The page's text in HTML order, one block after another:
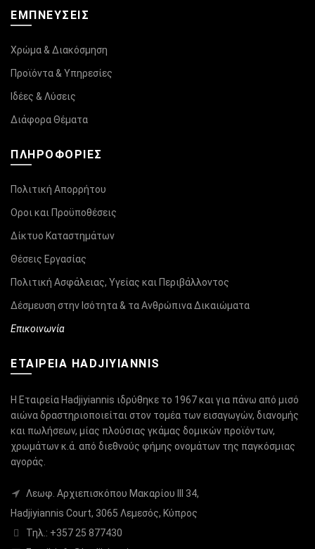
ΕΜΠΝΕΥΣΕΙΣ
Χρώμα & Διακόσμηση
Προϊόντα & Υπηρεσίες
Ιδέες & Λύσεις
Διάφορα Θέματα
ΠΛΗΡΟΦΟΡΊΕΣ
Πολιτική Απορρήτου
Οροι και Προϋποθέσεις
Δίκτυο Καταστημάτων
Θέσεις Εργασίας
Πολιτική Ασφάλειας, Υγείας και Περιβάλλοντος
Δέσμευση στην Ισότητα & τα Ανθρώπινα Δικαιώματα
Επικοινωνία
ΕΤΑΙΡΕΙΑ HADJIYIANNIS
Η Εταιρεία Hadjiyiannis ιδρύθηκε το 1967 και για πάνω από μισό
αιώνα δραστηριοποιείται στον τομέα των εισαγωγών, διανομής
και πωλήσεων, μίας πλούσιας γκάμας δομικών προϊόντων,
χρωμάτων κ.ά. από διεθνούς φήμης ονομάτων της παγκόσμιας
αγοράς.
Λεωφ. Αρχιεπισκόπου Μακαρίου ΙΙΙ 34,
Hadjiyiannis Court, 3065 Λεμεσός, Κύπρος
Τηλ.: +357 25 877430